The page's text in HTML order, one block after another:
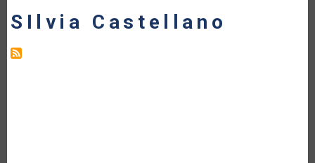
AYUDA
A
SIlvia Castellano